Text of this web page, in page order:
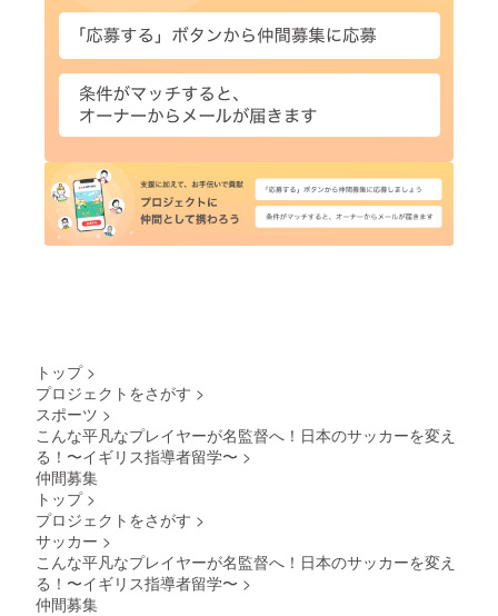
トップ >
プロジェクトをさがす >
スポーツ >
こんな平凡なプレイヤーが名監督へ！日本のサッカーを変え
る！〜イギリス指導者留学〜 >
仲間募集
トップ >
プロジェクトをさがす >
サッカー >
こんな平凡なプレイヤーが名監督へ！日本のサッカーを変え
る！〜イギリス指導者留学〜 >
仲間募集